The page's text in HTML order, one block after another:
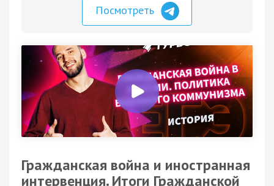
Посмотреть
Гражданская война и иностранная
интервенция. Итоги Гражданской